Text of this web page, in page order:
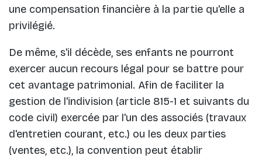
une compensation financière à la partie qu'elle a
privilégié.
De même, s'il décède, ses enfants ne pourront
exercer aucun recours légal pour se battre pour
cet avantage patrimonial. Afin de faciliter la
gestion de l'indivision (article 815-1 et suivants du
code civil) exercée par l'un des associés (travaux
d'entretien courant, etc.) ou les deux parties
(ventes, etc.), la convention peut établir